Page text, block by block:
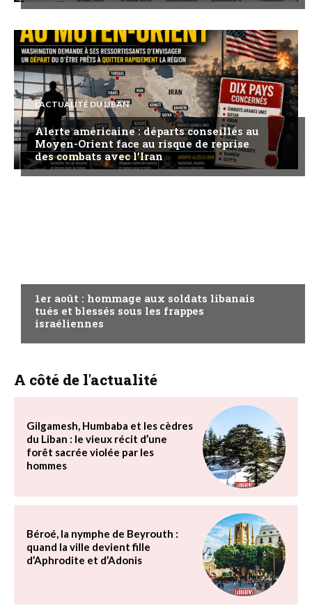
L'ACTUALITÉ DU LIBAN
Alerte américaine : départs conseillés au
Moyen-Orient face au risque de reprise
des combats avec l’Iran
1er août : hommage aux soldats libanais
tués et blessés sous les frappes
israéliennes
A côté de l'actualité
Gilgamesh, Humbaba et les cèdres
du Liban : le vieux récit d’une
forêt sacrée violée par les
hommes
Béroé, la nymphe de Beyrouth :
quand la ville devient fille
d’Aphrodite et d’Adonis